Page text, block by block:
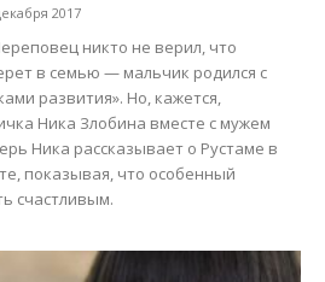
2017
никто не верил, что
в семью — мальчик родился с
развития». Но, кажется,
Ника Злобина вместе с мужем
Ника рассказывает о Рустаме в
показывая, что особенный
счастливым.